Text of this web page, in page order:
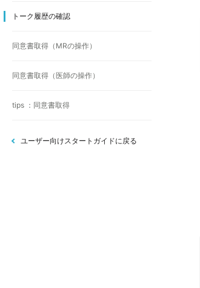
トーク履歴の確認
同意書取得（MRの操作）
同意書取得（医師の操作）
tips ：同意書取得
ユーザー向けスタートガイドに戻る